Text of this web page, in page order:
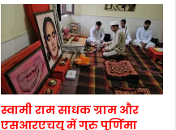
स्वामी राम साधक ग्राम और
एसआरएचयू में गुरु पूर्णिमा